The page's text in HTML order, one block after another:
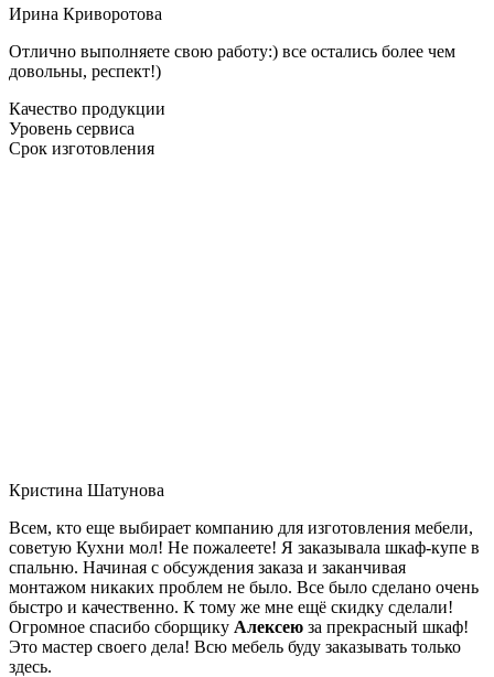
Ирина Криворотова
Отлично выполняете свою работу:) все остались более чем
довольны, респект!)
Качество продукции
Уровень сервиса
Срок изготовления
Кристина Шатунова
Всем, кто еще выбирает компанию для изготовления мебели,
советую Кухни мол! Не пожалеете! Я заказывала шкаф-купе в
спальню. Начиная с обсуждения заказа и заканчивая
монтажом никаких проблем не было. Все было сделано очень
быстро и качественно. К тому же мне ещё скидку сделали!
Огромное спасибо сборщику Алексею за прекрасный шкаф!
Это мастер своего дела! Всю мебель буду заказывать только
здесь.